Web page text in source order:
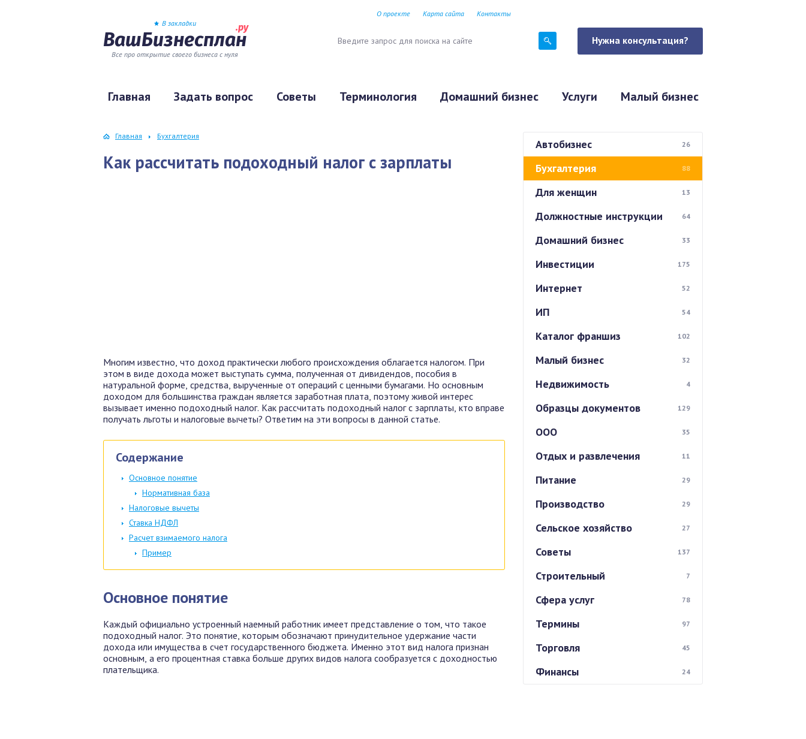
ВашБизнесплан
.ру
Все про открытие своего бизнеса с нуля
О проекте Карта сайта Контакты
Нужна консультация?
Главная Задать вопрос Советы Терминология Домашний бизнес Услуги Малый бизнес
В закладки
Главная Бухгалтерия
Как рассчитать подоходный налог с зарплаты
Многим известно, что доход практически любого происхождения облагается налогом. При
этом в виде дохода может выступать сумма, полученная от дивидендов, пособия в
натуральной форме, средства, вырученные от операций с ценными бумагами. Но основным
доходом для большинства граждан является заработная плата, поэтому живой интерес
вызывает именно подоходный налог. Как рассчитать подоходный налог с зарплаты, кто вправе
получать льготы и налоговые вычеты? Ответим на эти вопросы в данной статье.
Содержание
Основное понятие
Нормативная база
Налоговые вычеты
Ставка НДФЛ
Расчет взимаемого налога
Пример
Основное понятие
Каждый официально устроенный наемный работник имеет представление о том, что такое
подоходный налог. Это понятие, которым обозначают принудительное удержание части
дохода или имущества в счет государственного бюджета. Именно этот вид налога признан
основным, а его процентная ставка больше других видов налога сообразуется с доходностью
плательщика.
Автобизнес 26
Бухгалтерия 88
Для женщин 13
Должностные инструкции 64
Домашний бизнес 33
Инвестиции 175
Интернет 52
ИП 54
Каталог франшиз 102
Малый бизнес 32
Недвижимость 4
Образцы документов 129
ООО 35
Отдых и развлечения 11
Питание 29
Производство 29
Сельское хозяйство 27
Советы 137
Строительный 7
Сфера услуг 78
Термины 97
Торговля 45
Финансы 24